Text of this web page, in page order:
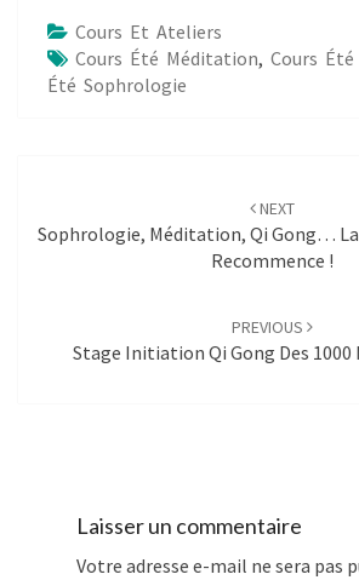
Cours Et Ateliers
Cours Été Méditation, Cours
Été Sophrologie
NEXT
Sophrologie, Méditation, Qi Gong… La
Recommence !
PREVIOUS
Stage Initiation Qi Gong Des 1000
Laisser un commentaire
Votre adresse e-mail ne sera pas